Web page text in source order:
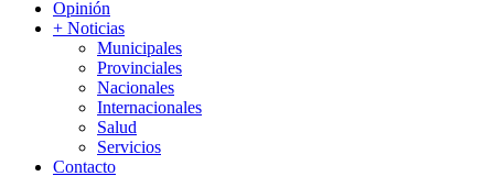
Opinión
+ Noticias
Municipales
Provinciales
Nacionales
Internacionales
Salud
Servicios
Contacto